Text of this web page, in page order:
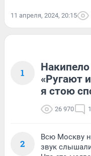
11 апреля, 2024, 20:15
1
«Ругают
я стою
26 970
2
Всю Москву
звук